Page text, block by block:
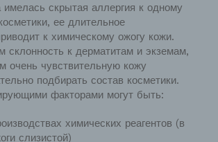
скрытая аллергия к одному
ее длительное
к химическому ожогу кожи.
к дерматитам и экземам,
очень чувствительную кожу
подбирать состав косметики.
факторами могут быть:
химических реагентов (в
слизистой)